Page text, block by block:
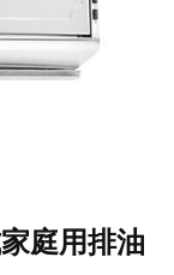
庭用排油